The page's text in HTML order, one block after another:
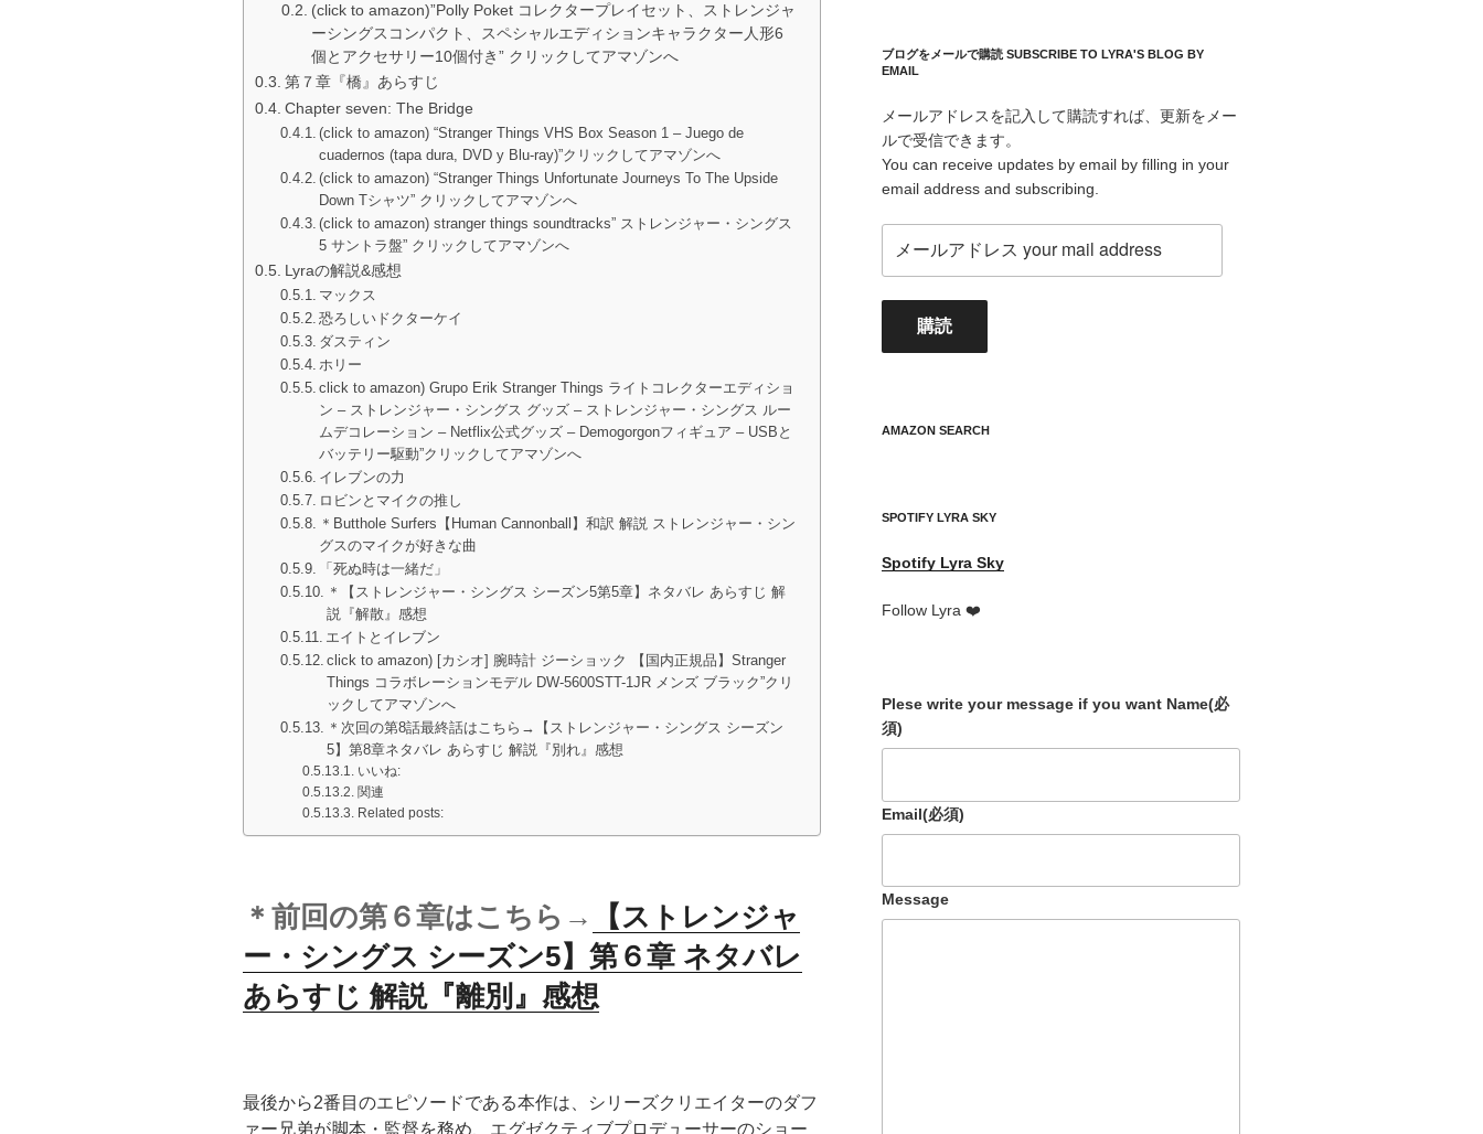
(click to amazon)”Polly Poket コレクタープレイセット、ストレンジャ
ーシングスコンパクト、スペシャルエディションキャラクター人形6
個とアクセサリー10個付き” クリックしてアマゾンへ
第７章『橋』あらすじ
Chapter seven: The Bridge
(click to amazon) “Stranger Things VHS Box Season 1 – Juego de
cuadernos (tapa dura, DVD y Blu-ray)”クリックしてアマゾンへ
(click to amazon) “Stranger Things Unfortunate Journeys To The Upside
Down Tシャツ” クリックしてアマゾンへ
(click to amazon) stranger things soundtracks” ストレンジャー・シングス
5 サントラ盤” クリックしてアマゾンへ
Lyraの解説&感想
マックス
恐ろしいドクターケイ
ダスティン
ホリー
click to amazon) Grupo Erik Stranger Things ライトコレクターエディショ
ン – ストレンジャー・シングス グッズ – ストレンジャー・シングス ルー
ムデコレーション – Netflix公式グッズ – Demogorgonフィギュア – USBと
バッテリー駆動”クリックしてアマゾンへ
イレブンの力
ロビンとマイクの推し
＊Butthole Surfers【Human Cannonball】和訳 解説 ストレンジャー・シン
グスのマイクが好きな曲
「死ぬ時は一緒だ」
＊【ストレンジャー・シングス シーズン5第5章】ネタバレ あらすじ 解
説『解散』感想
エイトとイレブン
click to amazon) [カシオ] 腕時計 ジーショック 【国内正規品】Stranger
Things コラボレーションモデル DW-5600STT-1JR メンズ ブラック”クリ
ックしてアマゾンへ
＊次回の第8話最終話はこちら→【ストレンジャー・シングス シーズン
5】第8章ネタバレ あらすじ 解説『別れ』感想
いいね:
関連
Related posts:
＊前回の第６章はこちら→
【ストレンジャ
ー・シングス シーズン5】第６章 ネタバレ
あらすじ 解説『離別』感想
最後から2番目のエピソードである本作は、シリーズクリエイターのダフ
ァー兄弟が脚本・監督を務め、エグゼクティブプロデューサーのショー
ブログをメールで購読 SUBSCRIBE TO LYRA'S BLOG BY
EMAIL
メールアドレスを記入して購読すれば、更新をメー
ルで受信できます。
You can receive updates by email by filling in your
email address and subscribing.
ア
レ
mail
購読
AMAZON SEARCH
SPOTIFY LYRA SKY
Spotify Lyra Sky
Follow Lyra ❤️
Plese write your message if you want Name(必
須)
Email(必須)
Message